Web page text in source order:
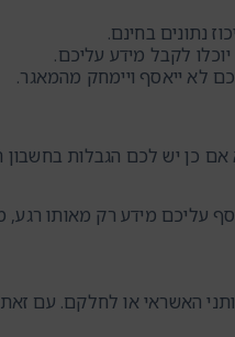
נתונים בחינם.
לקבל מידע עליכם.
לא ייאסף ויימחק מהמאגר.
כן יש לכם הגבלות
עליכם מידע רק מאותו
האשראי או לחלקם. עם